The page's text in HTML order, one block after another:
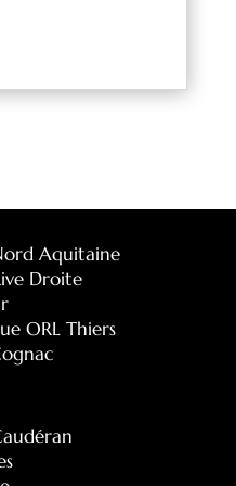
Aquitaine
Droite
ORL Thiers